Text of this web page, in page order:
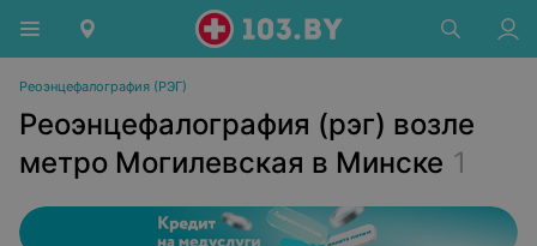
Реоэнцефалография (РЭГ)
Реоэнцефалография (рэг) возле
метро Могилевская в Минске 1